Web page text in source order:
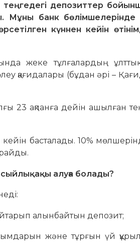
депозиттер
Мұны банк
күннен кейін
жеке тұлғалардың
қағидалары (бұдан әрі –
23 ақпанға дейін ашылған
басталады. 10%
алуға болады?
алынбайтын депозит;
және тұрғын үй